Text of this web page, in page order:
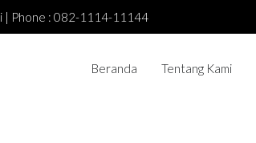
| Phone : 082-1114-11144
Beranda Tentang Kami